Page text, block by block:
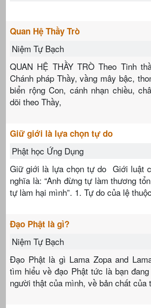
Quan Hệ Thầy Trò
Niệm Tự Bạch
QUAN HỆ THẦY TRÒ Theo Tinh
Chánh pháp Thầy, vầng mây bậc,
biển rộng Con, cánh nhạn chiều,
dõi theo Thầy,
Giữ giới là lựa chọn tự do
Phật học Ứng Dụng
Giữ giới là lựa chọn tự do Giới luật
nghĩa là: “Anh đừng tự làm thương
tự làm hại mình”. 1. Tự do của lệ thuộc
Đạo Phật là gì?
Niệm Tự Bạch
Đạo Phật là gì Lama Zopa and
tìm hiểu về đạo Phật tức là bạn
người thật của mình, về bản chất của